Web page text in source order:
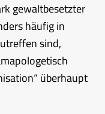
gewaltbesetzter
häufig in
sind,
überhaupt